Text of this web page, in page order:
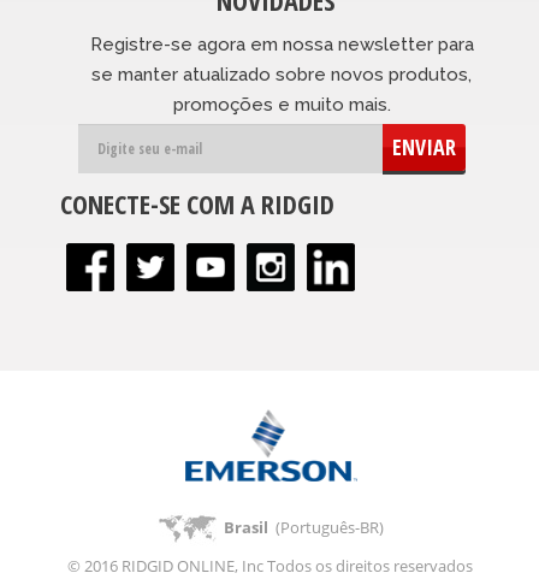
Registre-se agora em nossa newsletter para
se manter atualizado sobre novos produtos,
promoções e muito mais.
ENVIAR
CONECTE-SE COM A RIDGID
Brasil (Português-BR)
© 2016 RIDGID ONLINE, Inc Todos os direitos reservados